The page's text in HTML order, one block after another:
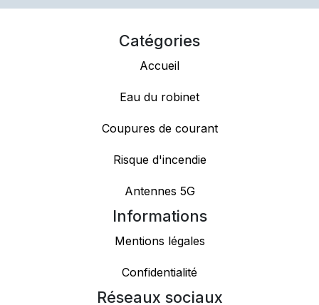
Catégories
Accueil
Eau du robinet
Coupures de courant
Risque d'incendie
Antennes 5G
Informations
Mentions légales
Confidentialité
Réseaux sociaux